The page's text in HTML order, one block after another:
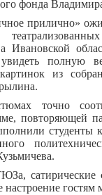
фонда
прилично»
Ивановской
полную
из
точно
повторяющей
студенты
гостям